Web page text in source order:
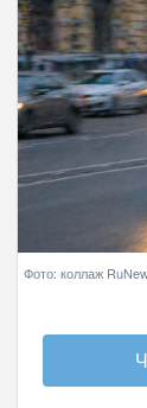
Фото: коллаж